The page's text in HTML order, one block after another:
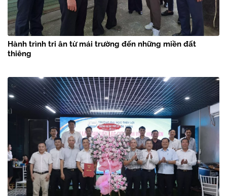
Hành trình tri ân từ mái trường đến những miền đất
thiêng